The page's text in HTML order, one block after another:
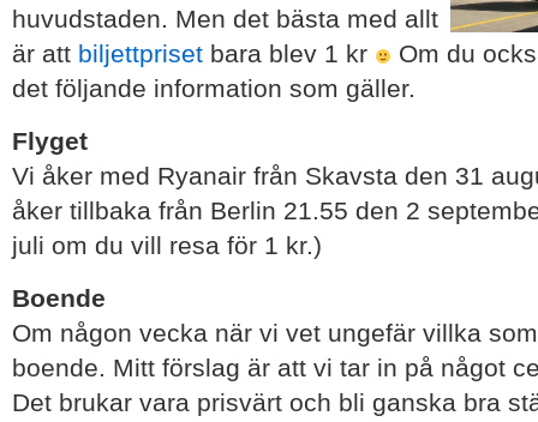
huvudstaden. Men det bästa med allt
är att biljettpriset bara blev 1 kr
Om du
det följande information som gäller.
Flyget
Vi åker med Ryanair från Skavsta den 31
åker tillbaka från Berlin 21.55 den 2
juli om du vill resa för 1 kr.)
Boende
Om någon vecka när vi vet ungefär villka
boende. Mitt förslag är att vi tar in på något
Det brukar vara prisvärt och bli ganska bra